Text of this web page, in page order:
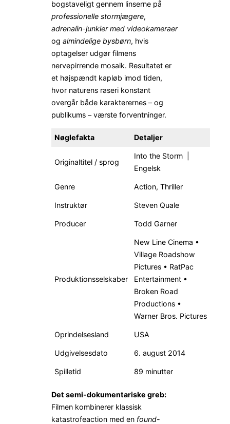
bogstaveligt gennem linserne på
professionelle stormjægere,
adrenalin-junkier med videokameraer
og almindelige bysbørn, hvis
optagelser udgør filmens
nervepirrende mosaik. Resultatet er
et højspændt kapløb imod tiden,
hvor naturens raseri konstant
overgår både karakterernes – og
publikums – værste forventninger.
Nøglefakta Detaljer
Originaltitel / sprog
Into the Storm |
Engelsk
Genre Action, Thriller
Instruktør Steven Quale
Producer Todd Garner
Produktionsselskaber
New Line Cinema •
Village Roadshow
Pictures • RatPac
Entertainment •
Broken Road
Productions •
Warner Bros. Pictures
Oprindelsesland USA
Udgivelsesdato 6. august 2014
Spilletid 89 minutter
Det semi-dokumentariske greb:
Filmen kombinerer klassisk
katastrofeaction med en found-